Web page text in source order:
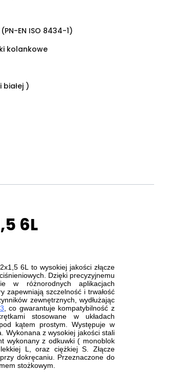
EN ISO 8434-1)
kolankowe
)
6L
6L to wysokiej jakości złącze
Dzięki precyzyjnemu
w różnorodnych aplikacjach
zapewniają szczelność i trwałość
zewnętrznych, wydłużając
, co gwarantuje kompatybilność z
stosowane w układach
kątem prostym. Występuje w
Wykonana z wysokiej jakości stali
wykonany z odkuwki ( monoblok
L, oraz ciężkiej S. Złącze
dokręcaniu. Przeznaczone do
stożkowym.